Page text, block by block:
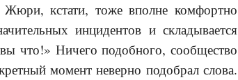
Жюри, кстати, тоже вполне комфортно
инцидентов и складывается
что!» Ничего подобного, сообщество
момент неверно подобрал слова.